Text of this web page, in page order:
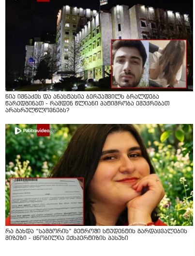
ნია იმნაძეს და ანასტასია ბერუაშვილს ბრალდება
წარედგინათ - რამდენ წლიანი პატიმრობა ემუქრებათ
არასრულწლოვნებს?
რა გახდა “სამგორის” მეტროში სტუდენტის გარდაცვალების
მიზეზი - ცნობილია ექსპერტიზის პასუხი